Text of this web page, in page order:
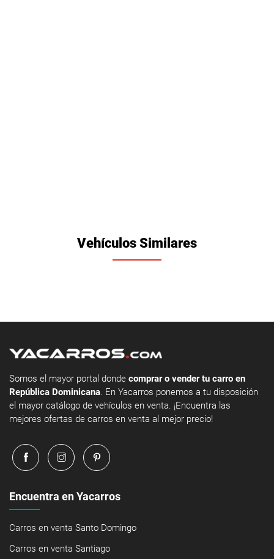
Vehículos Similares
Somos el mayor portal donde comprar o vender tu carro en
República Dominicana. En Yacarros ponemos a tu disposición
el mayor catálogo de vehículos en venta. ¡Encuentra las
mejores ofertas de carros en venta al mejor precio!
Encuentra en Yacarros
Carros en venta Santo Domingo
Carros en venta Santiago